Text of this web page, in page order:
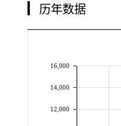
历年数据
12,000
14,000
16,000